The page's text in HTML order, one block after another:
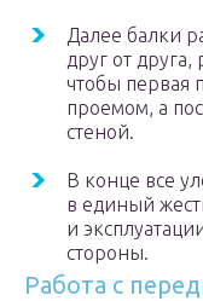
Далее балки
друг от
чтобы первая
проемом, а
стеной.
В конце все
в единый
и
стороны.
Работа с